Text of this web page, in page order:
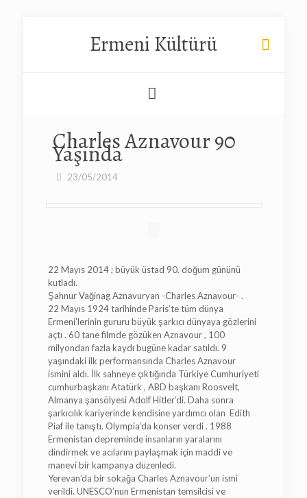
Ermeni Kültürü
Charles Aznavour 90
Yaşında
23/05/2014
22 Mayıs 2014 ; büyük üstad 90. doğum gününü
kutladı.
Şahnur Vağinag Aznavuryan -Charles Aznavour- .
22 Mayıs 1924 tarihinde Paris’te tüm dünya
Ermeni’lerinin gururu büyük şarkıcı dünyaya gözlerini
açtı . 60 tane filmde gözüken Aznavour , 100
milyondan fazla kaydı bugüne kadar satıldı. 9
yaşındaki ilk performansında Charles Aznavour
ismini aldı. İlk sahneye çıktığında Türkiye Cumhuriyeti
cumhurbaşkanı Atatürk , ABD başkanı Roosvelt,
Almanya şansölyesi Adolf Hitler’di. Daha sonra
şarkıcılık kariyerinde kendisine yardımcı olan Edith
Piaf ile tanıştı. Olympia’da konser verdi . 1988
Ermenistan depreminde insanların yaralarını
dindirmek ve acılarını paylaşmak için maddi ve
manevi bir kampanya düzenledi.
Yerevan’da bir sokağa Charles Aznavour’un ismi
verildi. UNESCO’nun Ermenistan temsilcisi ve